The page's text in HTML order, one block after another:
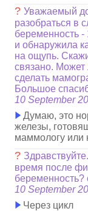
?Уважаемый
разобраться в
беременность
и обнаружила
на ощупь.
связано.
сделать
Большое
10 September
Думаю, это
железы,
маммологу или
?
время после
беременность?
10 September
Через цикл